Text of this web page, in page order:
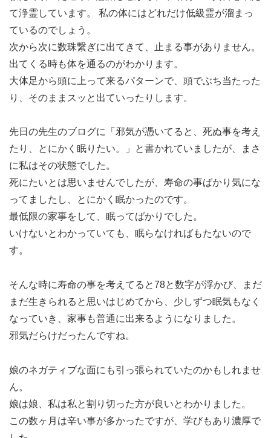
て浄霊しています。 私の体にはどれだけ低級霊が溜まっ
ているのでしょう。
次から次に数珠繋ぎに出てきて、止まる事がありません。
出てくる時も体を通るのがわかります。
大体足から頭に上って来るパターンで、頭でぶち当たった
り、そのままスッと出ていったりします。
先日の先生のブログに「邪気が憑いてると、死ぬ事を考え
たり、とにかく眠りたい。」と書かれていましたが、まさ
に私はその状態でした。
死にたいとは思いませんでしたが、寿命の事ばかり気にな
ってましたし、とにかく眠かったのです。
最低限の家事をして、眠ってばかりでした。
いけないとわかっていても、眠らなければもたないので
す。
そんな時に寿命の事を考えてると78と数字が浮かび、まだ
まだ生きられると思いはじめてから、少しずつ眠気もなく
なっていき、家事も普通に出来るようになりました。
邪気だらけだったんですね。
娘のネガティブな面にも引っ張られていたのかもしれませ
ん。
娘は娘、私は私と割り切った方が良いとわかりました。
この数ヶ月は辛い事が多かったですが、学びもあり濃厚で